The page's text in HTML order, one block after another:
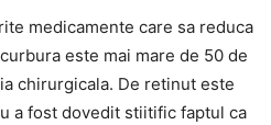
medicamente care sa reduca
este mai mare de 50 de
chirurgicala. De retinut este
a fost dovedit stiitific faptul ca